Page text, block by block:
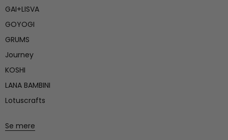
GAI+LISVA
GOYOGI
GRUMS
Journey
KOSHI
LANA BAMBINI
Lotuscrafts
Se mere